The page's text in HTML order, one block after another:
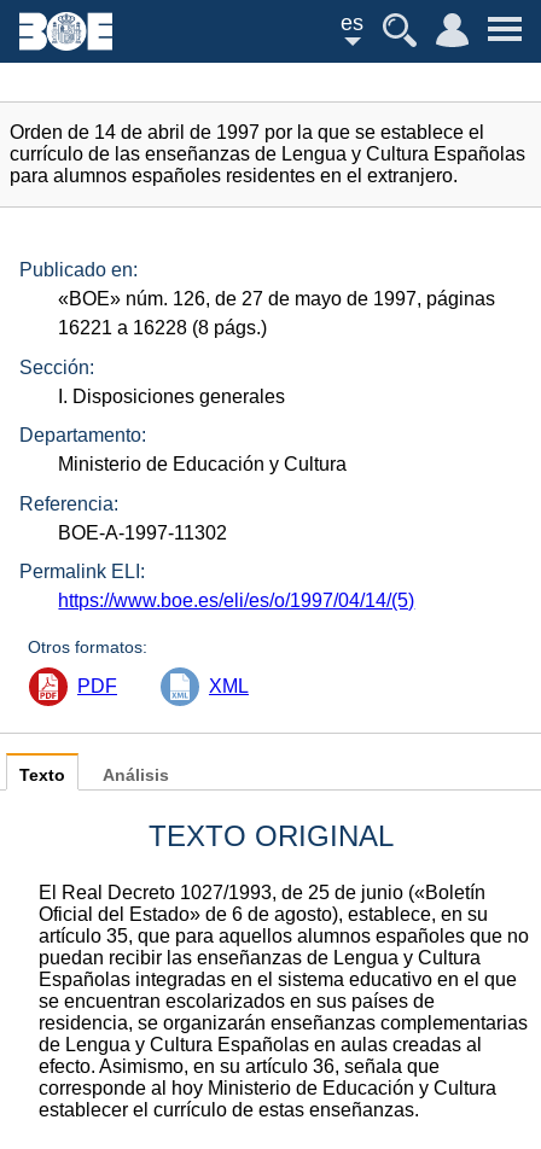
es
Orden de 14 de abril de 1997 por la que se establece el
currículo de las enseñanzas de Lengua y Cultura Españolas
para alumnos españoles residentes en el extranjero.
Publicado en:
«BOE» núm. 126, de 27 de mayo de 1997, páginas
16221 a 16228 (8 págs.)
Sección:
I. Disposiciones generales
Departamento:
Ministerio de Educación y Cultura
Referencia:
BOE-A-1997-11302
Permalink ELI:
https://www.boe.es/eli/es/o/1997/04/14/(5)
Otros formatos:
PDF XML
Texto
TEXTO ORIGINAL
El Real Decreto 1027/1993, de 25 de junio («Boletín
Oficial del Estado» de 6 de agosto), establece, en su
artículo 35, que para aquellos alumnos españoles que no
puedan recibir las enseñanzas de Lengua y Cultura
Españolas integradas en el sistema educativo en el que
se encuentran escolarizados en sus países de
residencia, se organizarán enseñanzas complementarias
de Lengua y Cultura Españolas en aulas creadas al
efecto. Asimismo, en su artículo 36, señala que
corresponde al hoy Ministerio de Educación y Cultura
establecer el currículo de estas enseñanzas.
Análisis